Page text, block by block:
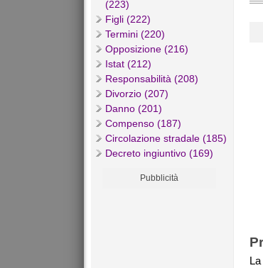
(223)
Figli (222)
Termini (220)
Opposizione (216)
Istat (212)
Responsabilità (208)
Divorzio (207)
Danno (201)
Compenso (187)
Circolazione stradale (185)
Decreto ingiuntivo (169)
Pubblicità